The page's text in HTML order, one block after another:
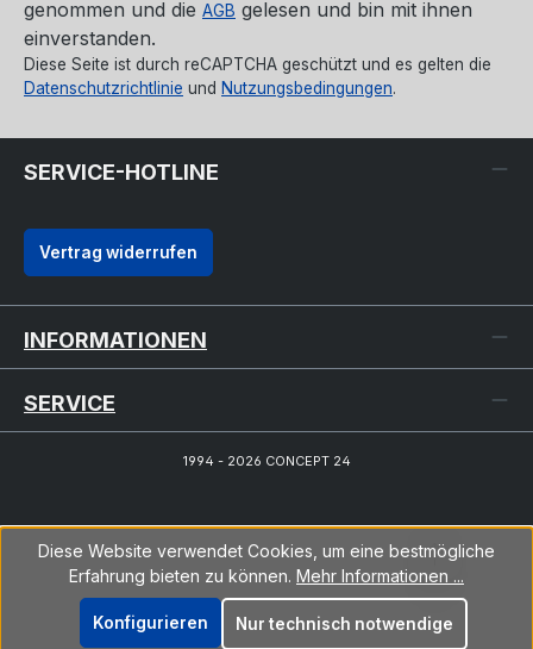
genommen und die AGB gelesen und bin mit ihnen
einverstanden.
Diese Seite ist durch reCAPTCHA geschützt und es gelten die
Datenschutzrichtlinie und Nutzungsbedingungen.
SERVICE-HOTLINE
Vertrag widerrufen
INFORMATIONEN
SERVICE
1994 - 2026 CONCEPT 24
Diese Website verwendet Cookies, um eine bestmögliche
Erfahrung bieten zu können. Mehr Informationen ...
Nur technisch notwendige
Konfigurieren